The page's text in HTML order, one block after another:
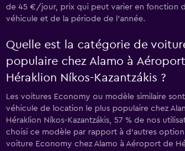
de 45 €/jour, prix qui peut varier en fonction
véhicule et de la période de l’année.
Quelle est la catégorie de
populaire chez Alamo à
Héraklion Níkos-Kazantzákis ?
Les voitures Economy ou modèle similaire
véhicule de location le plus populaire chez
Héraklion Níkos-Kazantzákis, 57 % de nos
choisi ce modèle par rapport à d’autres
voiture Economy chez Alamo à Aéroport de